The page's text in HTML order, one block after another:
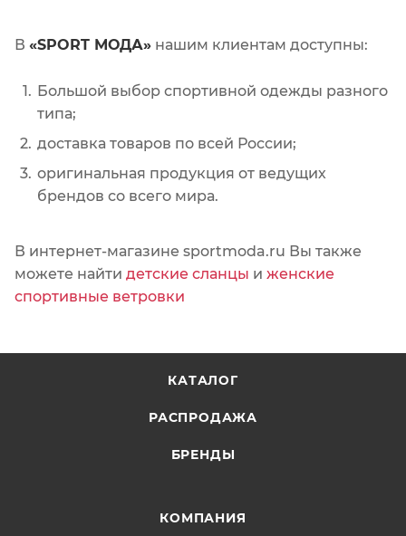
В «SPORT МОДА» нашим клиентам доступны:
Большой выбор спортивной одежды разного
типа;
доставка товаров по всей России;
оригинальная продукция от ведущих
брендов со всего мира.
В интернет-магазине sportmoda.ru Вы также
можете найти детские сланцы и женские
спортивные ветровки
КАТАЛОГ
РАСПРОДАЖА
БРЕНДЫ
КОМПАНИЯ